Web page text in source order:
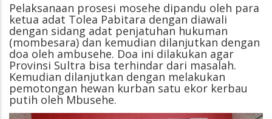
Pelaksanaan prosesi mosehe dipandu oleh para
ketua adat Tolea Pabitara dengan diawali
dengan sidang adat penjatuhan hukuman
(mombesara) dan kemudian dilanjutkan dengan
doa oleh ambusehe. Doa ini dilakukan agar
Provinsi Sultra bisa terhindar dari masalah.
Kemudian dilanjutkan dengan melakukan
pemotongan hewan kurban satu ekor kerbau
putih oleh Mbusehe.